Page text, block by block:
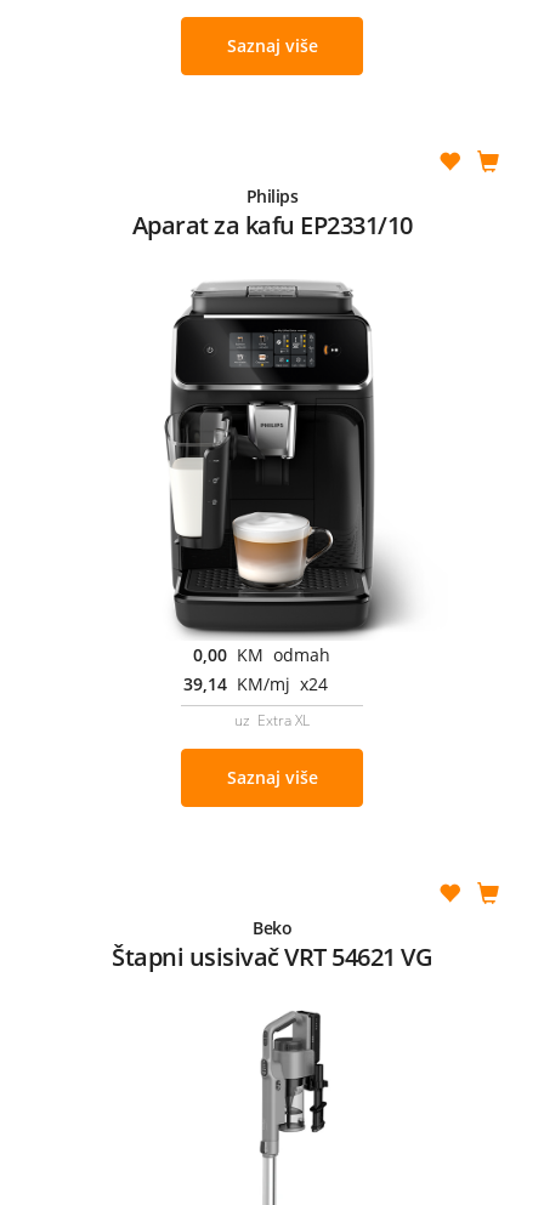
Saznaj više
Philips
Aparat za kafu EP2331/10
0,00 KM odmah
39,14 KM/mj x24
uz Extra XL
Saznaj više
Beko
Štapni usisivač VRT 54621 VG